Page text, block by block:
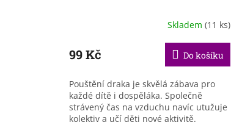
Skladem (11 ks)
99 Kč Do košíku
Pouštění draka je skvělá zábava pro
každé dítě i dospěláka. Společně
strávený čas na vzduchu navíc utužuje
kolektiv a učí děti nové aktivitě.